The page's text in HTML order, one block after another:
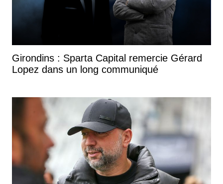
Girondins : Sparta Capital remercie Gérard
Lopez dans un long communiqué